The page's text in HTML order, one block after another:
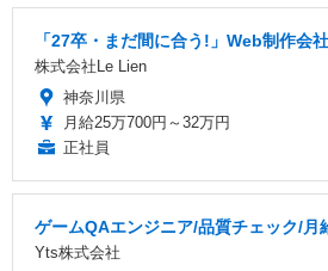
「27卒・まだ間に合う!」Web制作会
株式会社Le Lien
神奈川県
月給25万700円～32万円
正社員
ゲームQAエンジニア/品質チェック/月
Yts株式会社